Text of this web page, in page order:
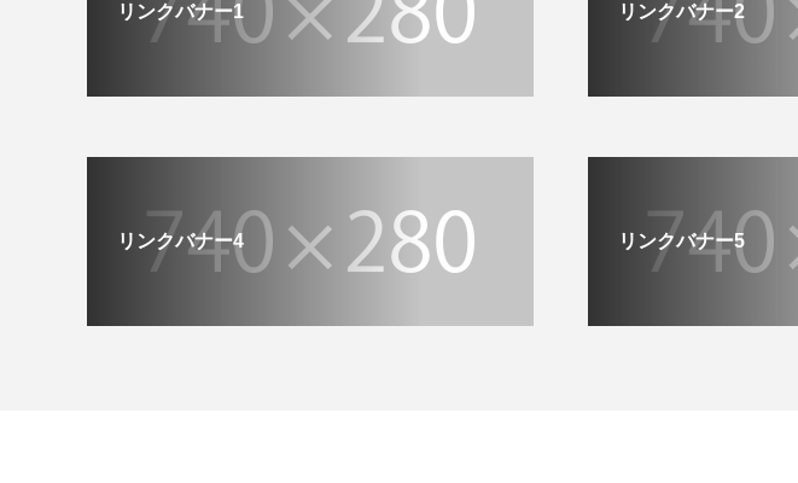
リンクバナー1 リンクバナー2
リンクバナー4 リンクバナー5